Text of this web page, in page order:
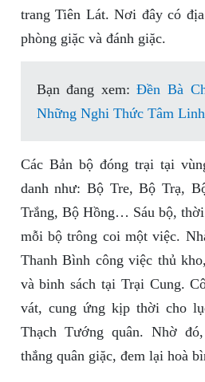
trang Tiên Lát. Nơi đây có
phòng giặc và đánh giặc.
Bạn đang xem:Đền Bà
Những Nghi Thức Tâm
Các Bản bộ đóng trại tại
danh như: Bộ Tre, Bộ Trạ,
Trắng, Bộ Hồng… Sáu bộ,
mỗi bộ trông coi một việc.
Thanh Bình công việc thủ
và binh sách tại Trại Cung.
vát, cung ứng kịp thời cho
Thạch Tướng quân. Nhờ
thắng quân giặc, đem lại hoà